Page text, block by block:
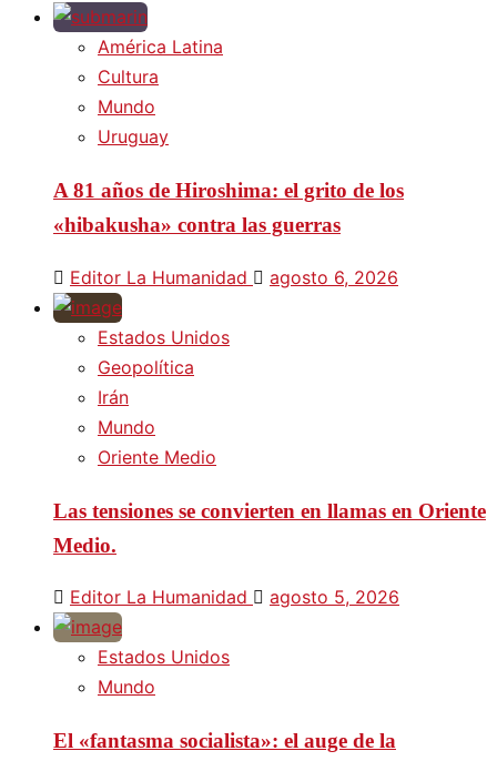
América Latina
Cultura
Mundo
Uruguay
A 81 años de Hiroshima: el grito de los
«hibakusha» contra las guerras
Editor La Humanidad agosto 6, 2026
Estados Unidos
Geopolítica
Irán
Mundo
Oriente Medio
Las tensiones se convierten en llamas en Oriente
Medio.
Editor La Humanidad agosto 5, 2026
Estados Unidos
Mundo
El «fantasma socialista»: el auge de la